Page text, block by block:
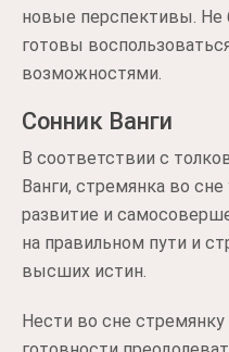
новые перспективы. Не
готовы
возможностями.
Сонник Ванги
В соответствии с
Ванги, стремянка во
развитие и
на правильном пути и
высших истин.
Нести во сне